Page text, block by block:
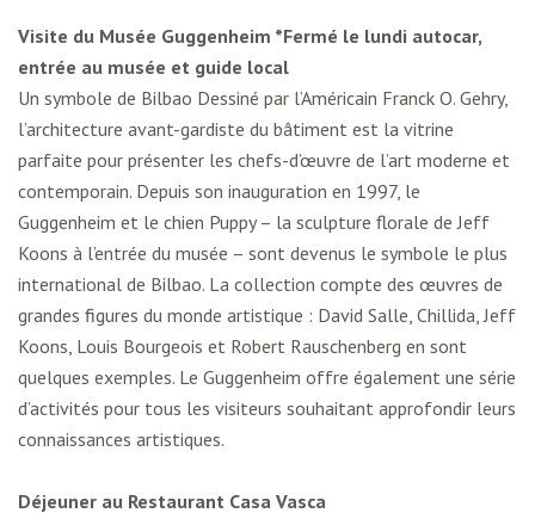
Visite du Musée Guggenheim *Fermé le lundi autocar,
entrée au musée et guide local
Un symbole de Bilbao Dessiné par l’Américain Franck O. Gehry,
l’architecture avant-gardiste du bâtiment est la vitrine
parfaite pour présenter les chefs-d’œuvre de l’art moderne et
contemporain. Depuis son inauguration en 1997, le
Guggenheim et le chien Puppy – la sculpture florale de Jeff
Koons à l’entrée du musée – sont devenus le symbole le plus
international de Bilbao. La collection compte des œuvres de
grandes figures du monde artistique : David Salle, Chillida, Jeff
Koons, Louis Bourgeois et Robert Rauschenberg en sont
quelques exemples. Le Guggenheim offre également une série
d’activités pour tous les visiteurs souhaitant approfondir leurs
connaissances artistiques.
Déjeuner au Restaurant Casa Vasca